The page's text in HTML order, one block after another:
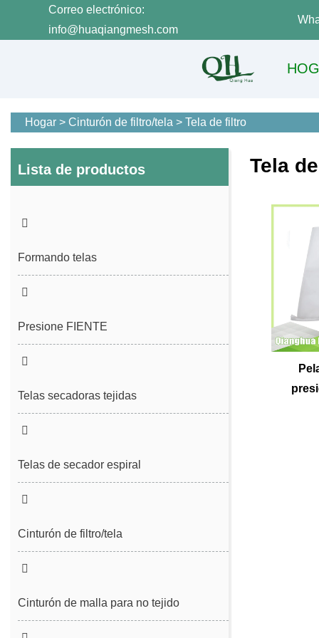
Correo electrónico:
info@huaqiangmesh.com
Hogar > Cinturón de filtro/tela > Tela de filtro
Lista de productos
Formando telas
Presione FIENTE
Fieltro de costura sin fin
Telas secadoras tejidas
Telas de secador espiral
Cinturón de filtro/tela
Cinturón de filtro de prensa espiral
Cinturón de malla para no tejido
Tela